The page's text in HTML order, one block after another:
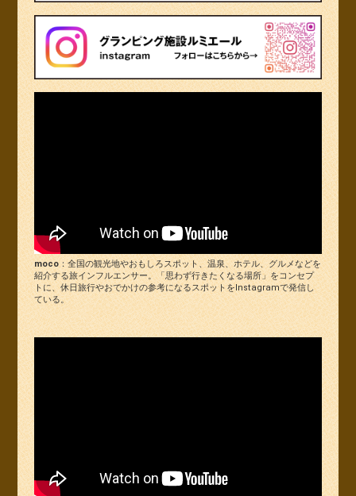
moco：全国の観光地やおもしろスポット、温泉、ホテル、グルメなどを
紹介する旅インフルエンサー。「思わず行きたくなる場所」をコンセプ
トに、休日旅行やおでかけの参考になるスポットをInstagramで発信し
ている。